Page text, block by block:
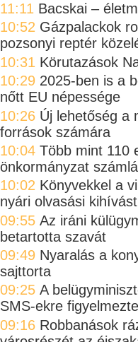
11:11 Bacskai –
10:52 Gázpalackok
pozsonyi reptér
10:31 Körutazások
10:29 2025-ben is a
nőtt EU népessége
10:26 Új lehetőség a
források számára
10:04 Több mint 110
önkormányzat
10:02 Könyvekkel a
nyári olvasási
09:55 Az iráni
betartotta szavát
09:49 Nyaralás a
sajttorta
09:25 A
SMS-ekre
09:16 Robbanások